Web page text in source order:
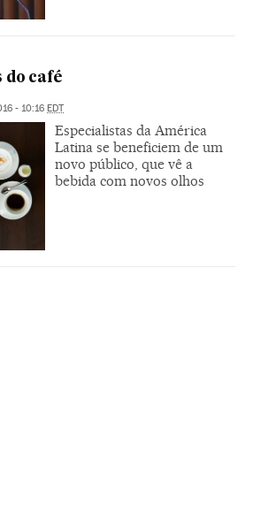
do café
- 10:16 EDT
Especialistas da América
Latina se beneficiem de um
novo público, que vê a
bebida com novos olhos